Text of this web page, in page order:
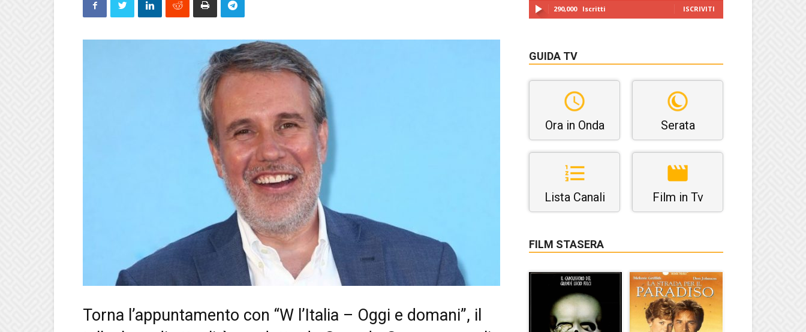
Torna l’appuntamento con “W l’Italia – Oggi e domani”, il
290,000 Iscritti ISCRIVITI
GUIDA TV
Ora in Onda Serata
Lista Canali Film in Tv
FILM STASERA